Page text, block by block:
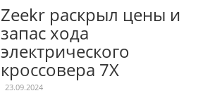
Zeekr раскрыл цены и
запас хода
электрического
кроссовера 7X
23.09.2024